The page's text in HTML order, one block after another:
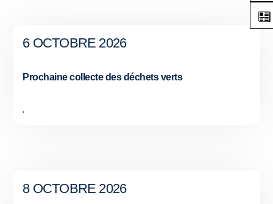
6 OCTOBRE 2026
Prochaine collecte des déchets verts
8 OCTOBRE 2026